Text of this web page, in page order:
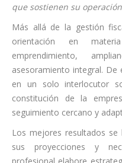
que sostienen su
Más allá de la gestión
orientación en
emprendimiento,
asesoramiento integral.
en un solo interlocutor
constitución de la
seguimiento cercano y
Los mejores resultados
sus proyecciones y
profesional elabore